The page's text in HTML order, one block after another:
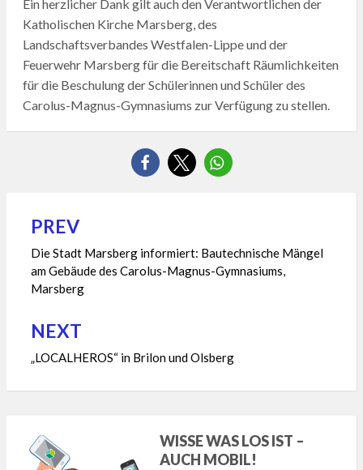
Ein herzlicher Dank gilt auch den Verantwortlichen der
Katholischen Kirche Marsberg, des
Landschaftsverbandes Westfalen-Lippe und der
Feuerwehr Marsberg für die Bereitschaft Räumlichkeiten
für die Beschulung der Schülerinnen und Schüler des
Carolus-Magnus-Gymnasiums zur Verfügung zu stellen.
Beitragsnavigation
PREV
Die Stadt Marsberg informiert: Bautechnische Mängel
am Gebäude des Carolus-Magnus-Gymnasiums,
Marsberg
NEXT
„LOCALHEROS“ in Brilon und Olsberg
WISSE WAS LOS IST –
AUCH MOBIL!